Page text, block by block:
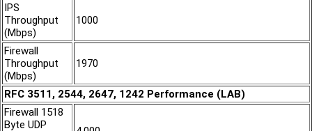
IPS
Throughput
(Mbps)
1000
Firewall
Throughput
(Mbps)
1970
RFC 3511, 2544, 2647, 1242 Performance (LAB)
Firewall 1518
Byte UDP